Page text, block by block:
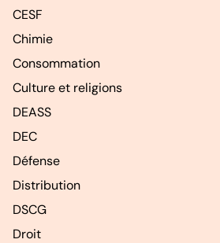
CESF
Chimie
Consommation
Culture et religions
DEASS
DEC
Défense
Distribution
DSCG
Droit